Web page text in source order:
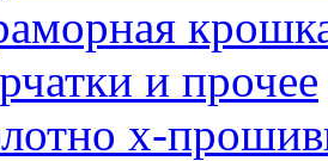
и прочее
х-